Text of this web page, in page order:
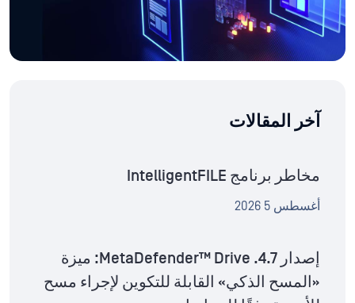
آخر المقالات
مخاطر برنامج IntelligentFILE
أغسطس 5 2026
إصدار MetaDefender™ Drive .4.7: ميزة
«المسح الذكي» القابلة للتكوين لإجراء مسح